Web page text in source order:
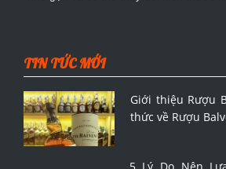
TIN TỨC MỚI
Giới thiệu Rượu
thức về Rượu